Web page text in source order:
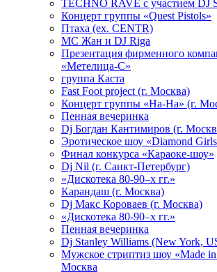
TECHNO RAVE с участием DJ
Концерт группы «Quest Pistols»
Птаха (ex. CENTR)
МС Жан и DJ Riga
Презентация фирменного
«Метелица-С»
группа Каста
Fast Foot project (г. Москва)
Концерт группы «На-На» (г.
Пенная вечеринка
Dj Богдан Кантимиров (г.
Эротическое шоу «Diamond
Финал конкурса «Караоке-шоу»
Dj Nil (г. Санкт-Петербург)
«Дискотека 80-90–х гг.»
Карандаш (г. Москва)
Dj Макс Короваев (г. Москва)
«Дискотека 80-90–х гг.»
Пенная вечеринка
Dj Stanley Williams (New York,
Мужское стриптиз шоу «Made in
Москва